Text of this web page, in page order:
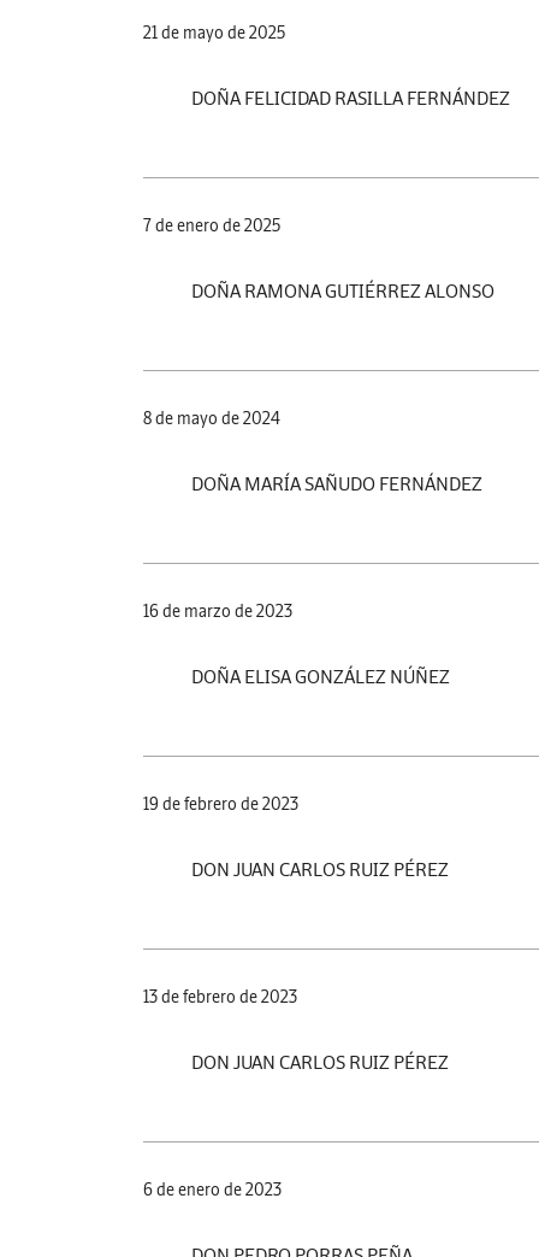
21 de mayo de 2025
DOÑA FELICIDAD RASILLA FERNÁNDEZ
7 de enero de 2025
DOÑA RAMONA GUTIÉRREZ ALONSO
8 de mayo de 2024
DOÑA MARÍA SAÑUDO FERNÁNDEZ
16 de marzo de 2023
DOÑA ELISA GONZÁLEZ NÚÑEZ
19 de febrero de 2023
DON JUAN CARLOS RUIZ PÉREZ
13 de febrero de 2023
DON JUAN CARLOS RUIZ PÉREZ
6 de enero de 2023